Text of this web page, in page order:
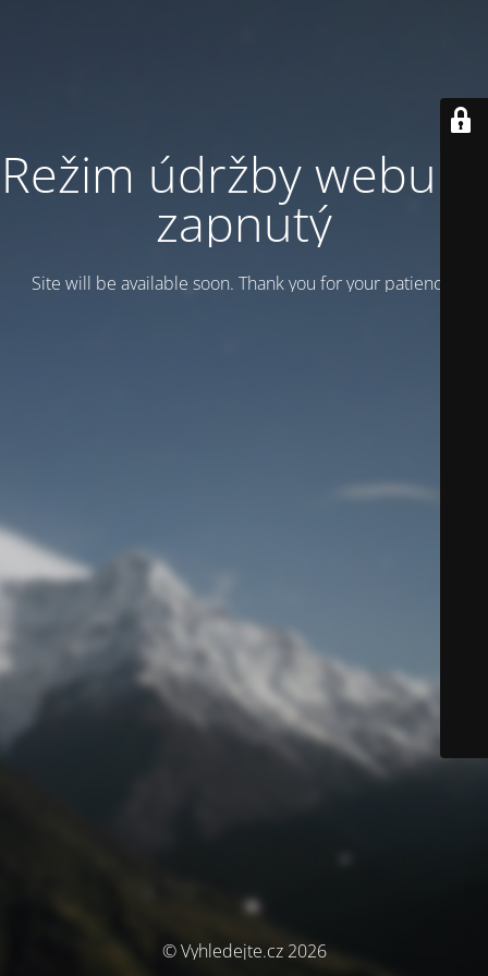
Režim údržby webu je
zapnutý
Site will be available soon. Thank you for your patience!
© Vyhledejte.cz 2026